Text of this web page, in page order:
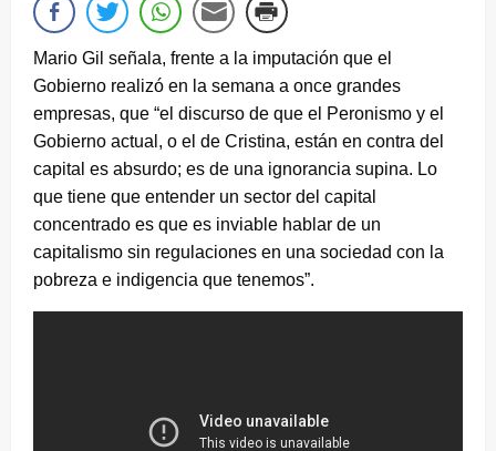
Mario Gil señala, frente a la imputación que el
Gobierno realizó en la semana a once grandes
empresas, que “el discurso de que el Peronismo y el
Gobierno actual, o el de Cristina, están en contra del
capital es absurdo; es de una ignorancia supina. Lo
que tiene que entender un sector del capital
concentrado es que es inviable hablar de un
capitalismo sin regulaciones en una sociedad con la
pobreza e indigencia que tenemos”.